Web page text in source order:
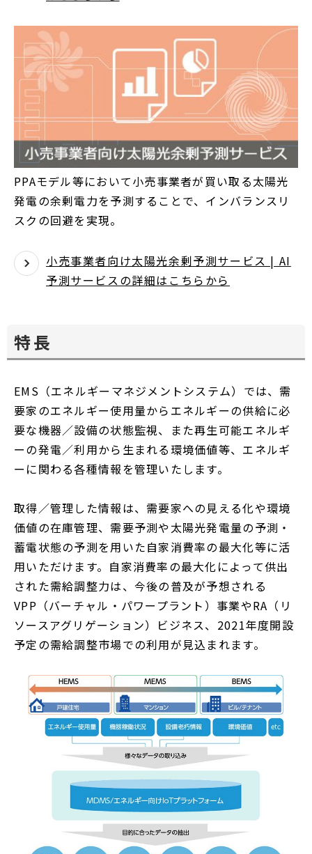
PPAモデル等において小売事業者が買い取る太陽光
発電の余剰電力を予測することで、インバランスリ
スクの回避を実現。
小売事業者向け太陽光余剰予測サービス | AI
予測サービスの詳細はこちらから
特長
EMS（エネルギーマネジメントシステム）では、需
要家のエネルギー使用量からエネルギーの供給に必
要な機器／設備の状態監視、また再生可能エネルギ
ーの発電／利用から生まれる環境価値等、エネルギ
ーに関わる各種情報を管理いたします。
取得／管理した情報は、需要家への見える化や環境
価値の在庫管理、需要予測や太陽光発電量の予測・
蓄電状態の予測を用いた自家消費率の最大化等に活
用いただけます。自家消費率の最大化によって供出
された需給調整力は、今後の普及が予想される
VPP（バーチャル・パワープラント）事業やRA（リ
ソースアグリゲーション）ビジネス、2021年度開設
予定の需給調整市場での利用が見込まれます。